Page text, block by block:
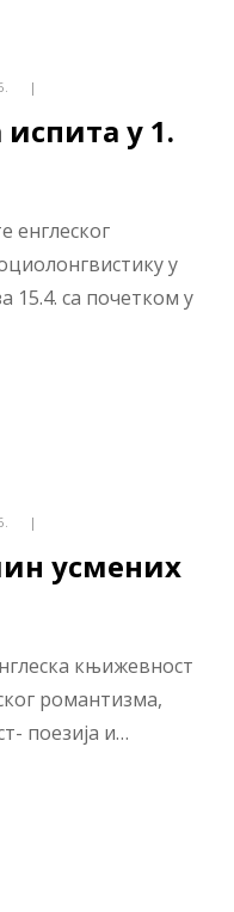
|
у 1.
енглеског
у
15.4. са почетком у
|
усмених
књижевност
романтизма,
поезија и…